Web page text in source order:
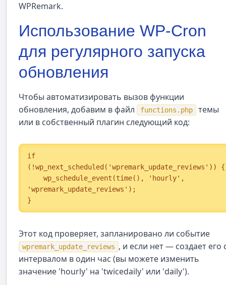
WPRemark.
Использование WP-Cron
для регулярного запуска
обновления
Чтобы автоматизировать вызов функции
обновления, добавим в файл
functions.php
темы
или в собственный плагин следующий код:
if
(!wp_next_scheduled('wpremark_update_reviews')) {
'wpremark_update_reviews');
}
Этот код проверяет, запланировано ли событие
wpremark_update_reviews , и если нет — создает его
интервалом в один час (вы можете изменить
значение 'hourly' на 'twicedaily' или 'daily').